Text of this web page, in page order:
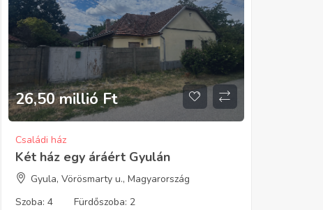
26,50 millió Ft
Családi ház
Két ház egy áráért Gyulán
Gyula, Vörösmarty u., Magyarország
Szoba: 4 Fürdőszoba: 2